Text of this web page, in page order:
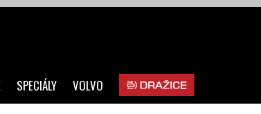
SPECIÁLY VOLVO